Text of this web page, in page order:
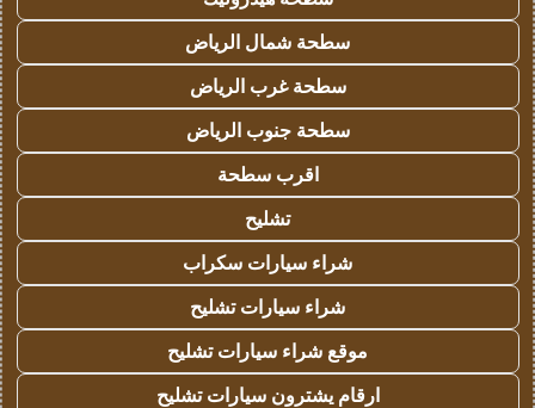
سطحة شمال الرياض
سطحة غرب الرياض
سطحة جنوب الرياض
اقرب سطحة
تشليح
شراء سيارات سكراب
شراء سيارات تشليح
موقع شراء سيارات تشليح
ارقام يشترون سيارات تشليح